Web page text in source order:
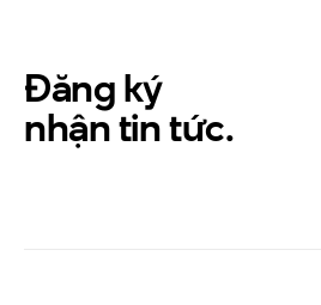
Đăng ký
nhận tin tức.